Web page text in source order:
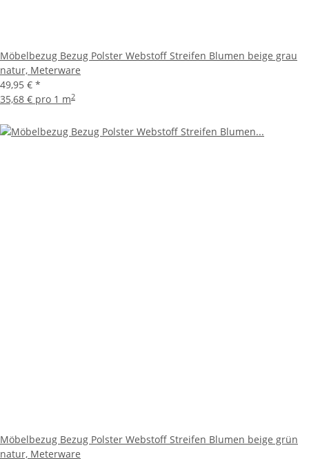
Möbelbezug Bezug Polster Webstoff Streifen Blumen beige grau
natur, Meterware
49,95 € *
35,68 € pro 1 m2
Möbelbezug Bezug Polster Webstoff Streifen Blumen beige grün
natur, Meterware